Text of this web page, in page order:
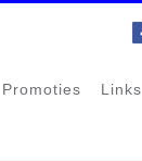
Promoties Links